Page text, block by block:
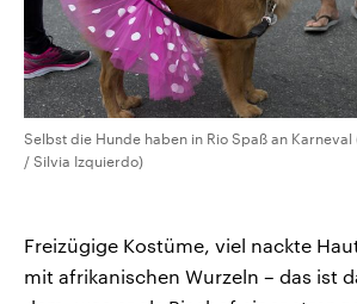
Selbst die Hunde haben in Rio Spaß an
/ Silvia Izquierdo)
Freizügige Kostüme, viel nackte
mit afrikanischen Wurzeln – das ist